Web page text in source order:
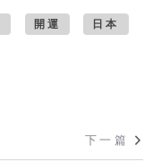
開運 日本
下一篇